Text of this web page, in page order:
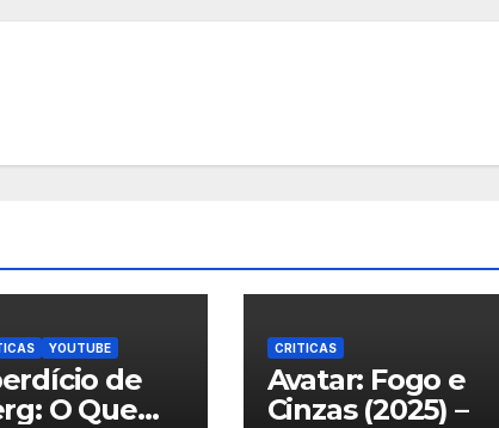
YOUTUBE
de
O Que
CRITICAS
Avatar: Fogo e
Cinzas (2025) –